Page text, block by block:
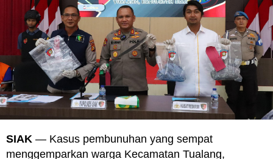
SIAK — Kasus pembunuhan yang sempat
menggemparkan warga Kecamatan Tualang,